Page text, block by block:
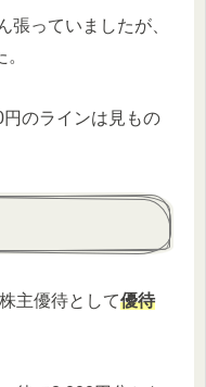
張っていましたが、
のラインは見もの
主優待として優待